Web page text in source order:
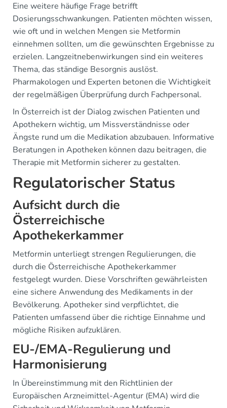
Eine weitere häufige Frage betrifft
Dosierungsschwankungen. Patienten möchten wissen,
wie oft und in welchen Mengen sie Metformin
einnehmen sollten, um die gewünschten Ergebnisse zu
erzielen. Langzeitnebenwirkungen sind ein weiteres
Thema, das ständige Besorgnis auslöst.
Pharmakologen und Experten betonen die Wichtigkeit
der regelmäßigen Überprüfung durch Fachpersonal.
In Österreich ist der Dialog zwischen Patienten und
Apothekern wichtig, um Missverständnisse oder
Ängste rund um die Medikation abzubauen. Informative
Beratungen in Apotheken können dazu beitragen, die
Therapie mit Metformin sicherer zu gestalten.
Regulatorischer Status
Aufsicht durch die
Österreichische
Apothekerkammer
Metformin unterliegt strengen Regulierungen, die
durch die Österreichische Apothekerkammer
festgelegt wurden. Diese Vorschriften gewährleisten
eine sichere Anwendung des Medikaments in der
Bevölkerung. Apotheker sind verpflichtet, die
Patienten umfassend über die richtige Einnahme und
mögliche Risiken aufzuklären.
EU-/EMA-Regulierung und
Harmonisierung
In Übereinstimmung mit den Richtlinien der
Europäischen Arzneimittel-Agentur (EMA) wird die